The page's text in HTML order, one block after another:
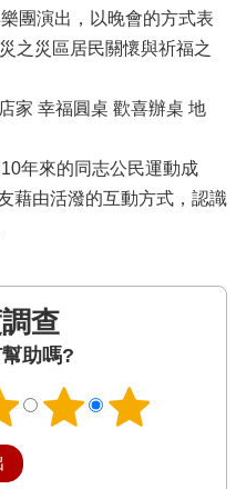
團演出，以晚會的方式表
之災區居民關懷與祈福之
家 幸福圓桌 歡喜辦桌 地
年來的同志公民運動成
藉由活潑的互動方式，認識
查
助嗎?